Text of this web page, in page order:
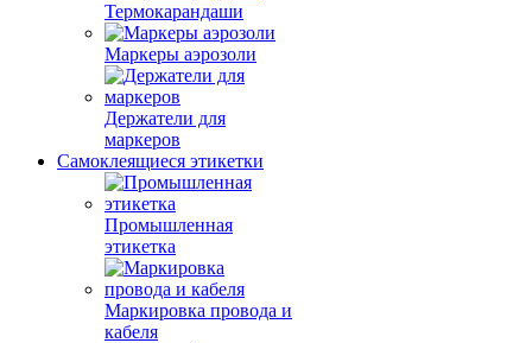
Термокарандаши
Маркеры аэрозоли
Держатели для
маркеров
Самоклеящиеся этикетки
Промышленная
этикетка
Маркировка провода и
кабеля